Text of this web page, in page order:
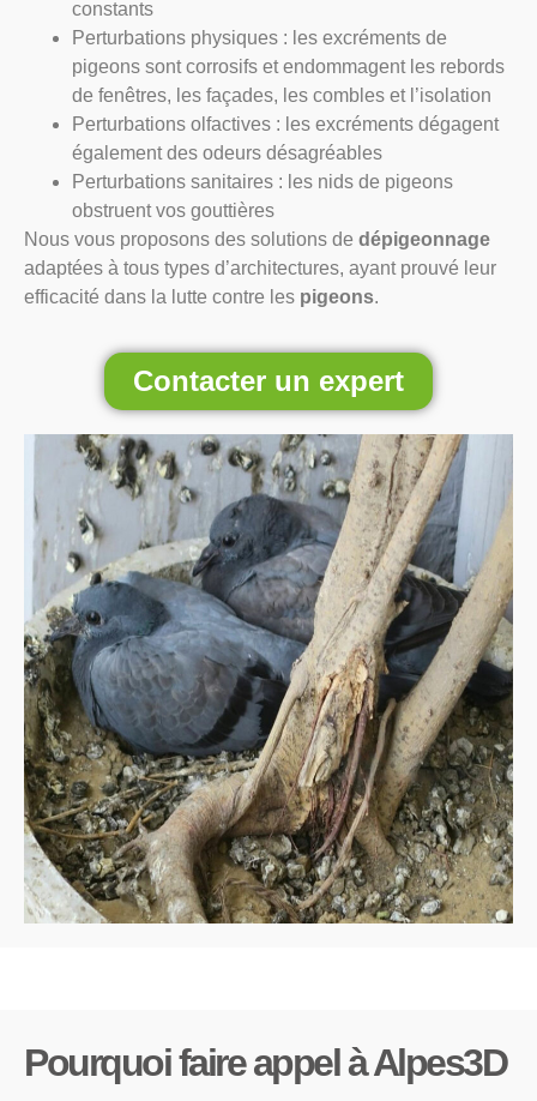
constants
Perturbations physiques : les excréments de
pigeons sont corrosifs et endommagent les rebords
de fenêtres, les façades, les combles et l’isolation
Perturbations olfactives : les excréments dégagent
également des odeurs désagréables
Perturbations sanitaires : les nids de pigeons
obstruent vos gouttières
Nous vous proposons des solutions de dépigeonnage
adaptées à tous types d’architectures, ayant prouvé leur
efficacité dans la lutte contre les pigeons.
Contacter un expert
Pourquoi faire appel à Alpes3D